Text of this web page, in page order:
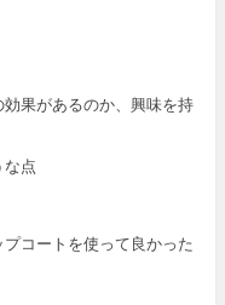
果があるのか、興味を持
な点
コートを使って良かった